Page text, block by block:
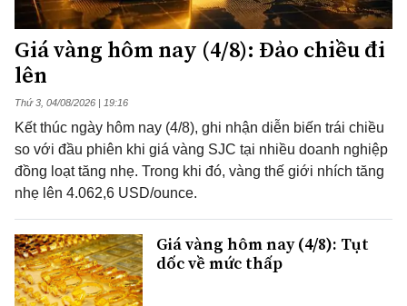
Giá vàng hôm nay (4/8): Đảo chiều đi
lên
Thứ 3, 04/08/2026 | 19:16
Kết thúc ngày hôm nay (4/8), ghi nhận diễn biến trái chiều
so với đầu phiên khi giá vàng SJC tại nhiều doanh nghiệp
đồng loạt tăng nhẹ. Trong khi đó, vàng thế giới nhích tăng
nhẹ lên 4.062,6 USD/ounce.
Giá vàng hôm nay (4/8): Tụt
dốc về mức thấp